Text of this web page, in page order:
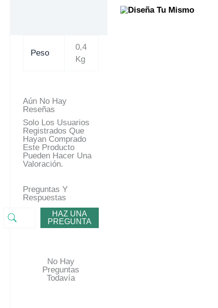
Peso
0,4
Kg
Aún No Hay
Reseñas
Solo Los Usuarios
Registrados Que
Hayan Comprado
Este Producto
Pueden Hacer Una
Valoración.
Preguntas Y
Respuestas
HAZ UNA
PREGUNTA
No Hay
Preguntas
Todavía